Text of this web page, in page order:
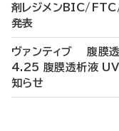
剤レジメンBIC/
発表
ヴァンティブ 腹膜透
4.25 腹膜透析液 UV
知らせ